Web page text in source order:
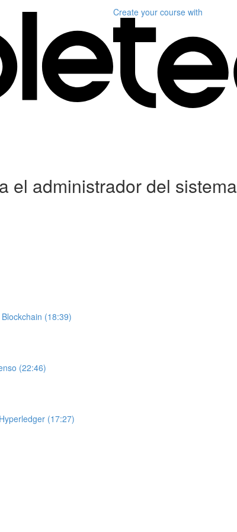
Create your course with
el administrador del sistema
(18:39)
(22:46)
(17:27)